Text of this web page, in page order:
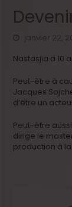
Nastasjia a 10
Peut-être à
Jacques
d’être un
Peut-être
dirige le
production à